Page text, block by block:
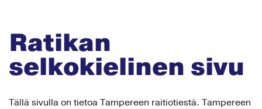
Ratikan
selkokielinen sivu
Tällä sivulla on tietoa Tampereen raitiotiestä. Tampereen